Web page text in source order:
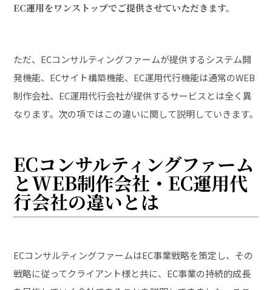
EC運用をワンストップでご提供させていただきます。
ただ、ECコンサルティングファームが提供するシステム開
発機能、ECサイト構築機能、EC運用代行機能は通常のWEB
制作会社、EC運用代行会社が提供するサービスとは全く異
なります。次の項ではこの違いに関して説明していきます。
ECコンサルティングファーム
とWEB制作会社・EC運用代
行会社の違いとは
ECコンサルティングファームはEC事業戦略を策定し、その
戦略に従ってクライアント様と共に、EC事業の持続的成長